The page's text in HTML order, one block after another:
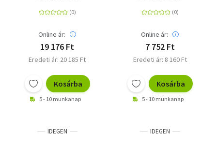
Online ár:
19 176 Ft
Eredeti ár: 20 185 Ft
Kosárba
5 - 10 munkanap
Online ár:
7 752 Ft
Eredeti ár: 8 160 Ft
Kosárba
5 - 10 munkanap
IDEGEN IDEGEN